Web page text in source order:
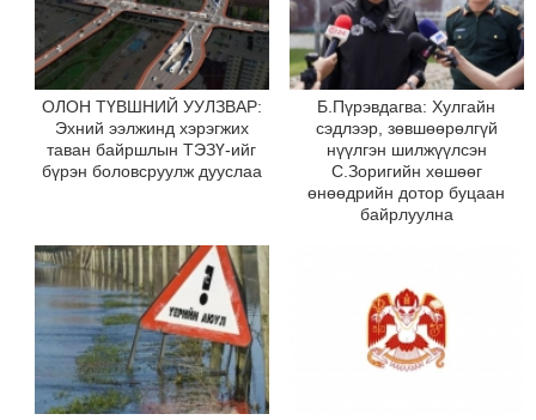
ОЛОН ТҮВШНИЙ УУЛЗВАР:
Эхний ээлжинд хэрэгжих
таван байршлын ТЭЗҮ-ийг
бүрэн боловсруулж дууслаа
Б.Пүрэвдагва: Хулгайн
сэдлээр, зөвшөөрөлгүй
нүүлгэн шилжүүлсэн
С.Зоригийн хөшөөг
өнөөдрийн дотор буцаан
байрлуулна